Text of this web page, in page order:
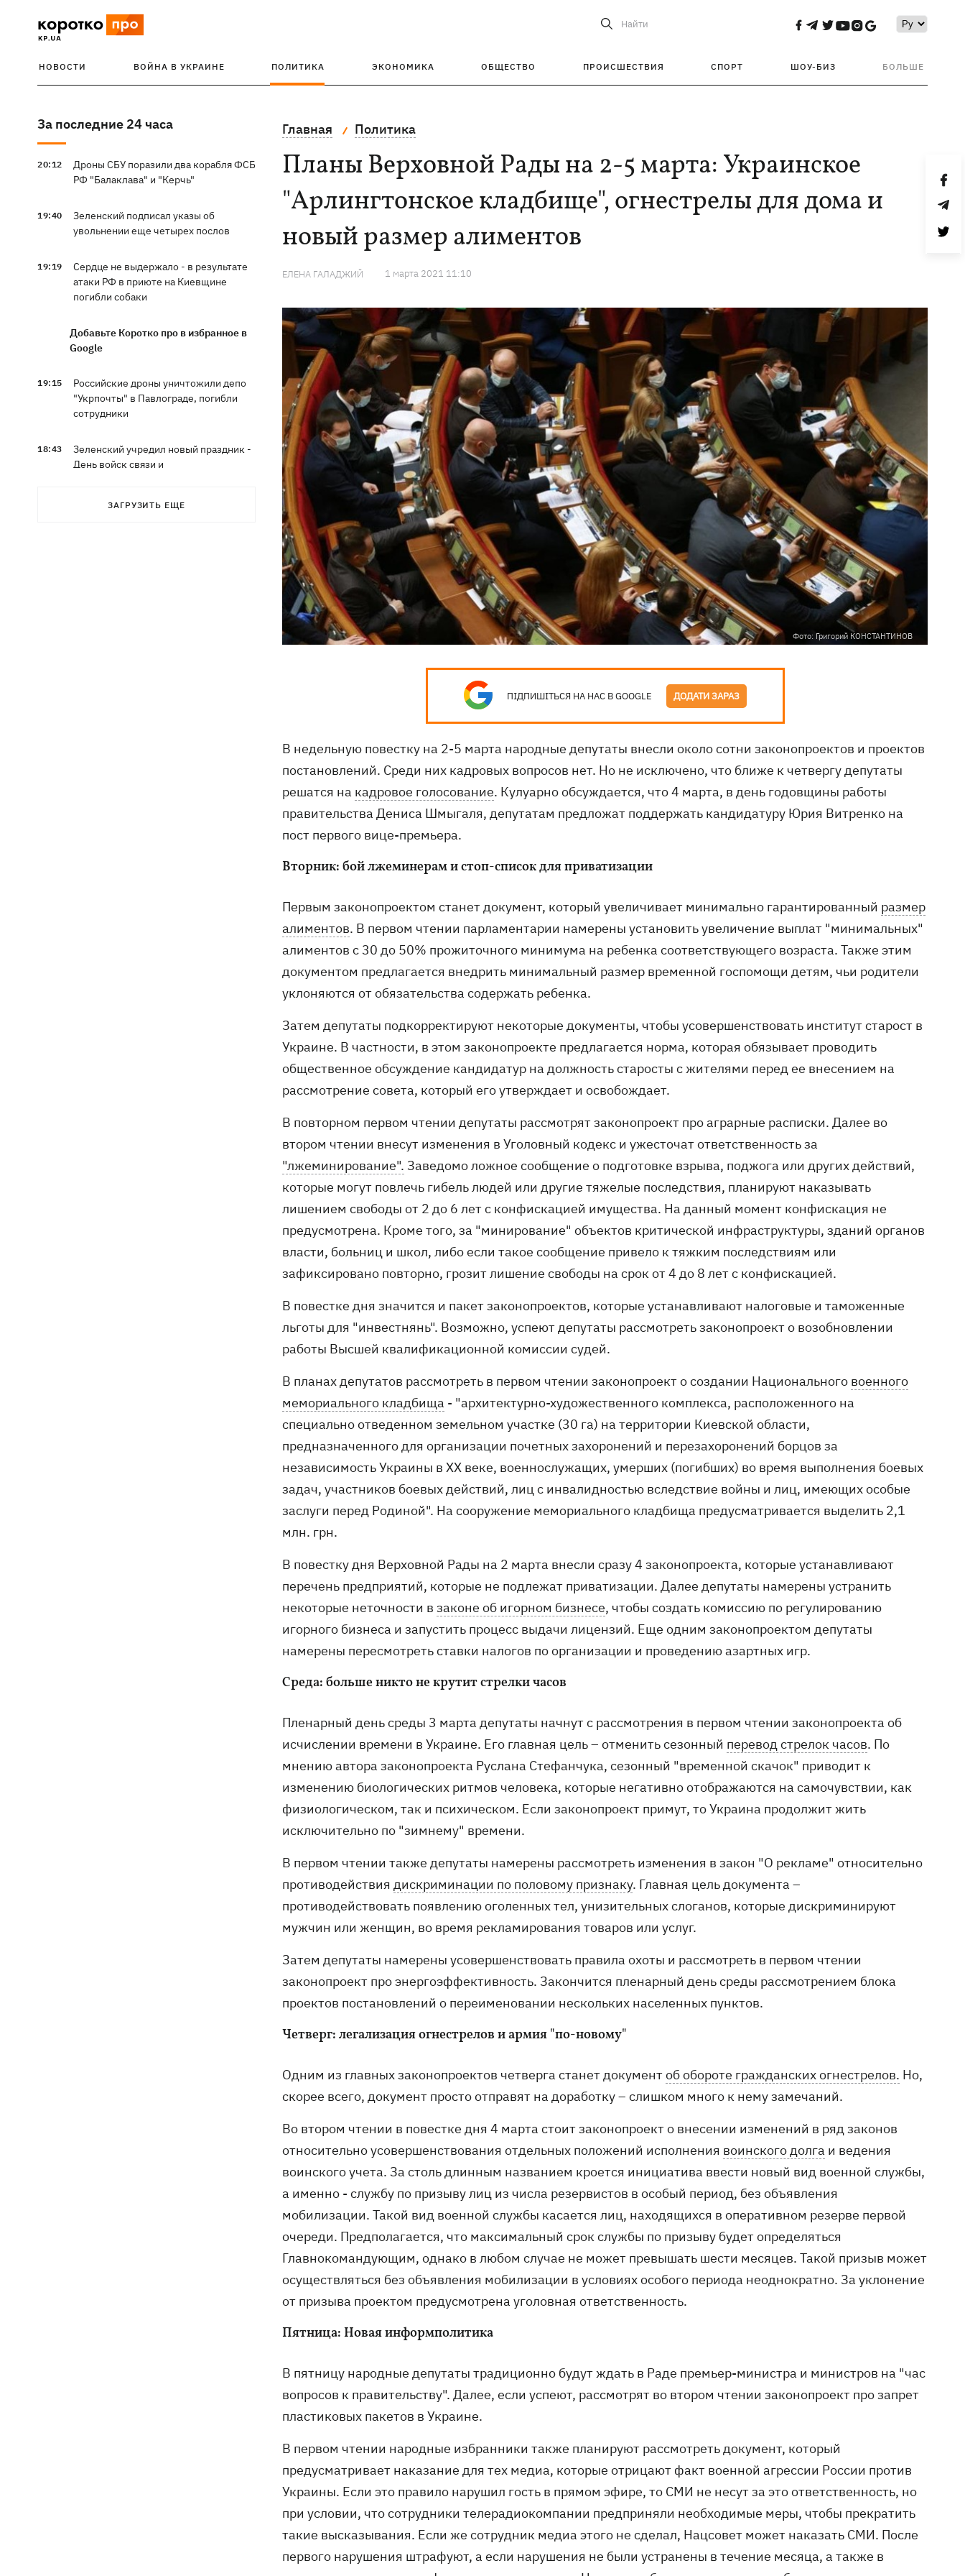
Найти
НОВОСТИ ВОЙНА В УКРАИНЕ ПОЛИТИКА ЭКОНОМИКА ОБЩЕСТВО ПРОИСШЕСТВИЯ СПОРТ ШОУ-БИЗ БОЛЬШЕ
За последние 24 часа
20:12
Дроны СБУ поразили два корабля ФСБ
РФ "Балаклава" и "Керчь"
19:40
Зеленский подписал указы об
увольнении еще четырех послов
19:19
Сердце не выдержало - в результате
атаки РФ в приюте на Киевщине
погибли собаки
Добавьте Коротко про в избранное в
Google
19:15
Российские дроны уничтожили депо
"Укрпочты" в Павлограде, погибли
сотрудники
18:43
Зеленский учредил новый праздник -
День войск связи и
ЗАГРУЗИТЬ ЕЩЕ
Главная Политика
Планы Верховной Рады на 2-5 марта: Украинское
"Арлингтонское кладбище", огнестрелы для дома и
новый размер алиментов
ЕЛЕНА ГАЛАДЖИЙ 1 марта 2021 11:10
Фото: Григорий КОНСТАНТИНОВ
ПІДПИШІТЬСЯ НА НАС В GOOGLE ДОДАТИ ЗАРАЗ
В недельную повестку на 2-5 марта народные депутаты внесли около сотни законопроектов и проектов
постановлений. Среди них кадровых вопросов нет. Но не исключено, что ближе к четвергу депутаты
решатся на кадровое голосование. Кулуарно обсуждается, что 4 марта, в день годовщины работы
правительства Дениса Шмыгаля, депутатам предложат поддержать кандидатуру Юрия Витренко на
пост первого вице-премьера.
Вторник: бой лжеминерам и стоп-список для приватизации
Первым законопроектом станет документ, который увеличивает минимально гарантированный размер
алиментов. В первом чтении парламентарии намерены установить увеличение выплат "минимальных"
алиментов с 30 до 50% прожиточного минимума на ребенка соответствующего возраста. Также этим
документом предлагается внедрить минимальный размер временной госпомощи детям, чьи родители
уклоняются от обязательства содержать ребенка.
Затем депутаты подкорректируют некоторые документы, чтобы усовершенствовать институт старост в
Украине. В частности, в этом законопроекте предлагается норма, которая обязывает проводить
общественное обсуждение кандидатур на должность старосты с жителями перед ее внесением на
рассмотрение совета, который его утверждает и освобождает.
В повторном первом чтении депутаты рассмотрят законопроект про аграрные расписки. Далее во
втором чтении внесут изменения в Уголовный кодекс и ужесточат ответственность за
"лжеминирование". Заведомо ложное сообщение о подготовке взрыва, поджога или других действий,
которые могут повлечь гибель людей или другие тяжелые последствия, планируют наказывать
лишением свободы от 2 до 6 лет с конфискацией имущества. На данный момент конфискация не
предусмотрена. Кроме того, за "минирование" объектов критической инфраструктуры, зданий органов
власти, больниц и школ, либо если такое сообщение привело к тяжким последствиям или
зафиксировано повторно, грозит лишение свободы на срок от 4 до 8 лет с конфискацией.
В повестке дня значится и пакет законопроектов, которые устанавливают налоговые и таможенные
льготы для "инвестнянь". Возможно, успеют депутаты рассмотреть законопроект о возобновлении
работы Высшей квалификационной комиссии судей.
В планах депутатов рассмотреть в первом чтении законопроект о создании Национального военного
мемориального кладбища - "архитектурно-художественного комплекса, расположенного на
специально отведенном земельном участке (30 га) на территории Киевской области,
предназначенного для организации почетных захоронений и перезахоронений борцов за
независимость Украины в ХХ веке, военнослужащих, умерших (погибших) во время выполнения боевых
задач, участников боевых действий, лиц с инвалидностью вследствие войны и лиц, имеющих особые
заслуги перед Родиной". На сооружение мемориального кладбища предусматривается выделить 2,1
млн. грн.
В повестку дня Верховной Рады на 2 марта внесли сразу 4 законопроекта, которые устанавливают
перечень предприятий, которые не подлежат приватизации. Далее депутаты намерены устранить
некоторые неточности в законе об игорном бизнесе, чтобы создать комиссию по регулированию
игорного бизнеса и запустить процесс выдачи лицензий. Еще одним законопроектом депутаты
намерены пересмотреть ставки налогов по организации и проведению азартных игр.
Среда: больше никто не крутит стрелки часов
Пленарный день среды 3 марта депутаты начнут с рассмотрения в первом чтении законопроекта об
исчислении времени в Украине. Его главная цель – отменить сезонный перевод стрелок часов. По
мнению автора законопроекта Руслана Стефанчука, сезонный "временной скачок" приводит к
изменению биологических ритмов человека, которые негативно отображаются на самочувствии, как
физиологическом, так и психическом. Если законопроект примут, то Украина продолжит жить
исключительно по "зимнему" времени.
В первом чтении также депутаты намерены рассмотреть изменения в закон "О рекламе" относительно
противодействия дискриминации по половому признаку. Главная цель документа –
противодействовать появлению оголенных тел, унизительных слоганов, которые дискриминируют
мужчин или женщин, во время рекламирования товаров или услуг.
Затем депутаты намерены усовершенствовать правила охоты и рассмотреть в первом чтении
законопроект про энергоэффективность. Закончится пленарный день среды рассмотрением блока
проектов постановлений о переименовании нескольких населенных пунктов.
Четверг: легализация огнестрелов и армия "по-новому"
Одним из главных законопроектов четверга станет документоб обороте гражданских огнестрелов. Но,
скорее всего, документ просто отправят на доработку – слишком много к нему замечаний.
Во втором чтении в повестке дня 4 марта стоит законопроект о внесении изменений в ряд законов
относительно усовершенствования отдельных положений исполнения воинского долга и ведения
воинского учета. За столь длинным названием кроется инициатива ввести новый вид военной службы,
а именно - службу по призыву лиц из числа резервистов в особый период, без объявления
мобилизации. Такой вид военной службы касается лиц, находящихся в оперативном резерве первой
очереди. Предполагается, что максимальный срок службы по призыву будет определяться
Главнокомандующим, однако в любом случае не может превышать шести месяцев. Такой призыв может
осуществляться без объявления мобилизации в условиях особого периода неоднократно. За уклонение
от призыва проектом предусмотрена уголовная ответственность.
Пятница: Новая информполитика
В пятницу народные депутаты традиционно будут ждать в Раде премьер-министра и министров на "час
вопросов к правительству". Далее, если успеют, рассмотрят во втором чтении законопроект про запрет
пластиковых пакетов в Украине.
В первом чтении народные избранники также планируют рассмотреть документ, который
предусматривает наказание для тех медиа, которые отрицают факт военной агрессии России против
Украины. Если это правило нарушил гость в прямом эфире, то СМИ не несут за это ответственность, но
при условии, что сотрудники телерадиокомпании предприняли необходимые меры, чтобы прекратить
такие высказывания. Если же сотрудник медиа этого не сделал, Нацсовет может наказать СМИ. После
первого нарушения штрафуют, а если нарушения не были устранены в течение месяца, а также в